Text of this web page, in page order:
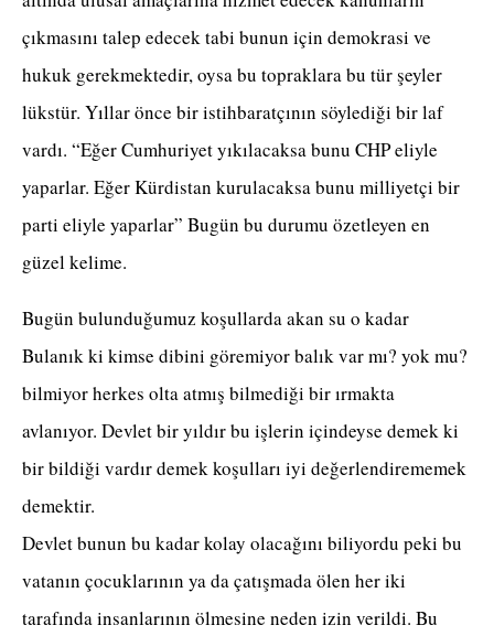
çıkmasını talep edecek tabi bunun için demokrasi ve
hukuk gerekmektedir, oysa bu topraklara bu tür şeyler
lükstür. Yıllar önce bir istihbaratçının söylediği bir laf
vardı. “Eğer Cumhuriyet yıkılacaksa bunu CHP eliyle
yaparlar. Eğer Kürdistan kurulacaksa bunu milliyetçi bir
parti eliyle yaparlar” Bugün bu durumu özetleyen en
güzel kelime.
Bugün bulunduğumuz koşullarda akan su o kadar
Bulanık ki kimse dibini göremiyor balık var mı? yok mu?
bilmiyor herkes olta atmış bilmediği bir ırmakta
avlanıyor. Devlet bir yıldır bu işlerin içindeyse demek ki
bir bildiği vardır demek koşulları iyi değerlendirememek
demektir.
Devlet bunun bu kadar kolay olacağını biliyordu peki bu
vatanın çocuklarının ya da çatışmada ölen her iki
tarafında insanlarının ölmesine neden izin verildi. Bu